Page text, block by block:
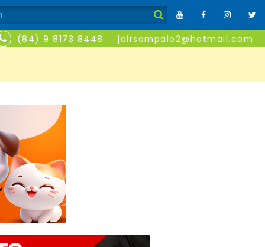
(84) 9 8173 8448 jairsampaio2@hotmail.com